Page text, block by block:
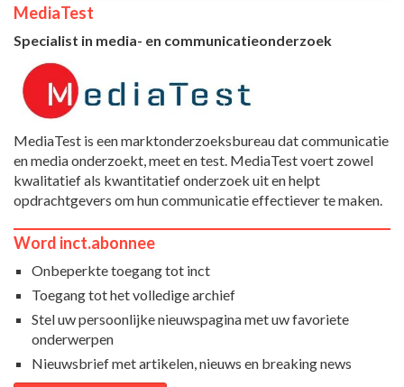
MediaTest
Specialist in media- en communicatieonderzoek
MediaTest is een marktonderzoeksbureau dat communicatie
en media onderzoekt, meet en test. MediaTest voert zowel
kwalitatief als kwantitatief onderzoek uit en helpt
opdrachtgevers om hun communicatie effectiever te maken.
Word inct.abonnee
Onbeperkte toegang tot inct
Toegang tot het volledige archief
Stel uw persoonlijke nieuwspagina met uw favoriete
onderwerpen
Nieuwsbrief met artikelen, nieuws en breaking news